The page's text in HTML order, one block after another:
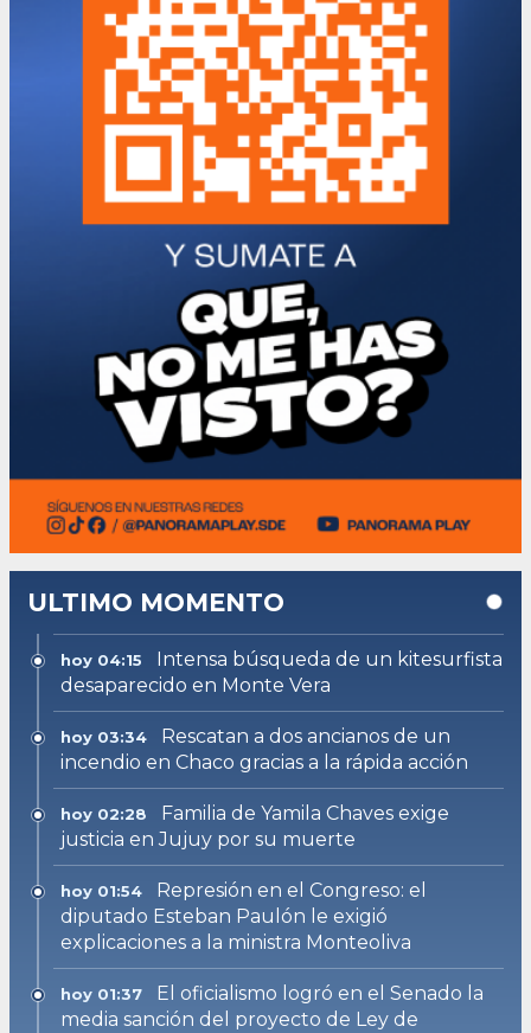
ULTIMO MOMENTO
hoy 04:15
Intensa búsqueda de un kitesurfista
desaparecido en Monte Vera
hoy 03:34
Rescatan a dos ancianos de un
incendio en Chaco gracias a la rápida acción
hoy 02:28
Familia de Yamila Chaves exige
justicia en Jujuy por su muerte
hoy 01:54
Represión en el Congreso: el
diputado Esteban Paulón le exigió
explicaciones a la ministra Monteoliva
hoy 01:37
El oficialismo logró en el Senado la
media sanción del proyecto de Ley de